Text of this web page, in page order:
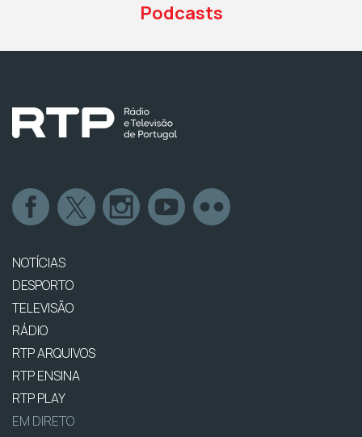
Podcasts
NOTÍCIAS
DESPORTO
TELEVISÃO
RÁDIO
RTP ARQUIVOS
RTP ENSINA
RTP PLAY
EM DIRETO